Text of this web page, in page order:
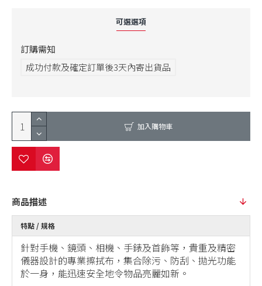
可選選項
訂購需知
成功付款及確定訂單後3天內寄出貨品
加入購物車
商品描述
特點 / 規格
針對手機、鏡頭、相機、手錶及首飾等，貴重及精密
儀器設計的專業擦拭布，集合除污、防刮、拋光功能
於一身，能迅速安全地令物品亮麗如新。